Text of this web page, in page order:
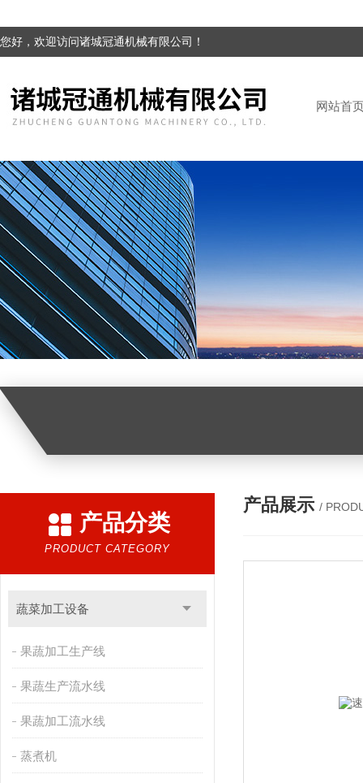
您好，欢迎访问诸城冠通机械有限公司！
网站首
产品分类
PRODUCT CATEGORY
蔬菜加工设备
果蔬加工生产线
果蔬生产流水线
果蔬加工流水线
蒸煮机
产品展示 /